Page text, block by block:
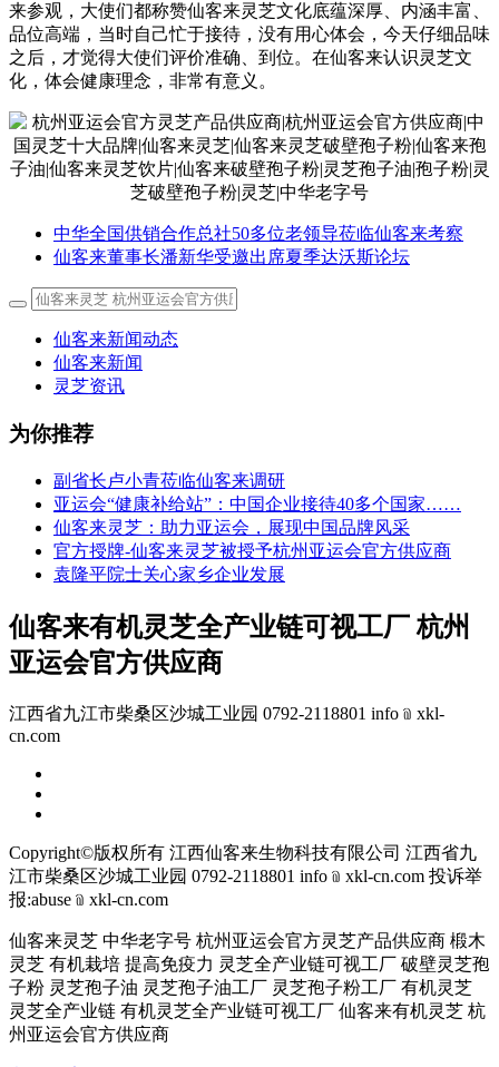
来参观，大使们都称赞仙客来灵芝文化底蕴深厚、内涵丰富、
品位高端，当时自己忙于接待，没有用心体会，今天仔细品味
之后，才觉得大使们评价准确、到位。在仙客来认识灵芝文
化，体会健康理念，非常有意义。
中华全国供销合作总社50多位老领导莅临仙客来考察
仙客来董事长潘新华受邀出席夏季达沃斯论坛
仙客来新闻动态
仙客来新闻
灵芝资讯
为你推荐
副省长卢小青莅临仙客来调研
亚运会“健康补给站”：中国企业接待40多个国家……
仙客来灵芝：助力亚运会，展现中国品牌风采
官方授牌-仙客来灵芝被授予杭州亚运会官方供应商
袁隆平院士关心家乡企业发展
仙客来有机灵芝全产业链可视工厂 杭州
亚运会官方供应商
江西省九江市柴桑区沙城工业园 0792-2118801 info﹫xkl-
cn.com
Copyright©版权所有 江西仙客来生物科技有限公司 江西省九
江市柴桑区沙城工业园 0792-2118801 info﹫xkl-cn.com 投诉举
报:abuse﹫xkl-cn.com
仙客来灵芝 中华老字号 杭州亚运会官方灵芝产品供应商 椴木
灵芝 有机栽培 提高免疫力 灵芝全产业链可视工厂 破壁灵芝孢
子粉 灵芝孢子油 灵芝孢子油工厂 灵芝孢子粉工厂 有机灵芝
灵芝全产业链 有机灵芝全产业链可视工厂 仙客来有机灵芝 杭
州亚运会官方供应商